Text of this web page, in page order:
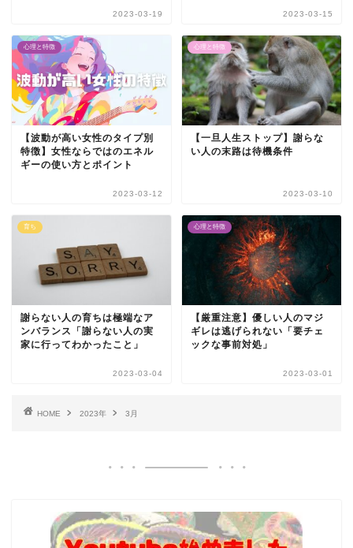
2023-03-19 2023-03-15
心理と特徴
【波動が高い女性のタイプ別
特徴】女性ならではのエネル
ギーの使い方とポイント
2023-03-12
心理と特徴
【一旦人生ストップ】謝らな
い人の末路は待機条件
2023-03-10
育ち
謝らない人の育ちは極端なア
ンバランス「謝らない人の実
家に行ってわかったこと」
2023-03-04
心理と特徴
【厳重注意】優しい人のマジ
ギレは逃げられない「要チェ
ックな事前対処」
2023-03-01
HOME 2023年 3月